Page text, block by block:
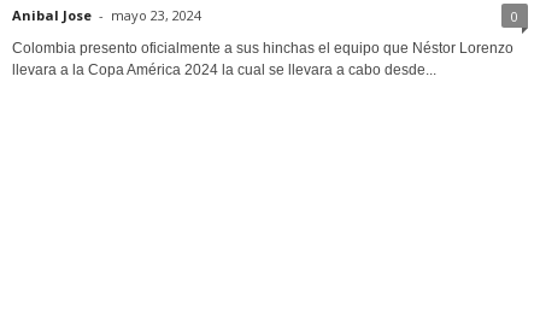
Anibal Jose - mayo 23, 2024 0
Colombia presento oficialmente a sus hinchas el equipo que Néstor Lorenzo
llevara a la Copa América 2024 la cual se llevara a cabo desde...